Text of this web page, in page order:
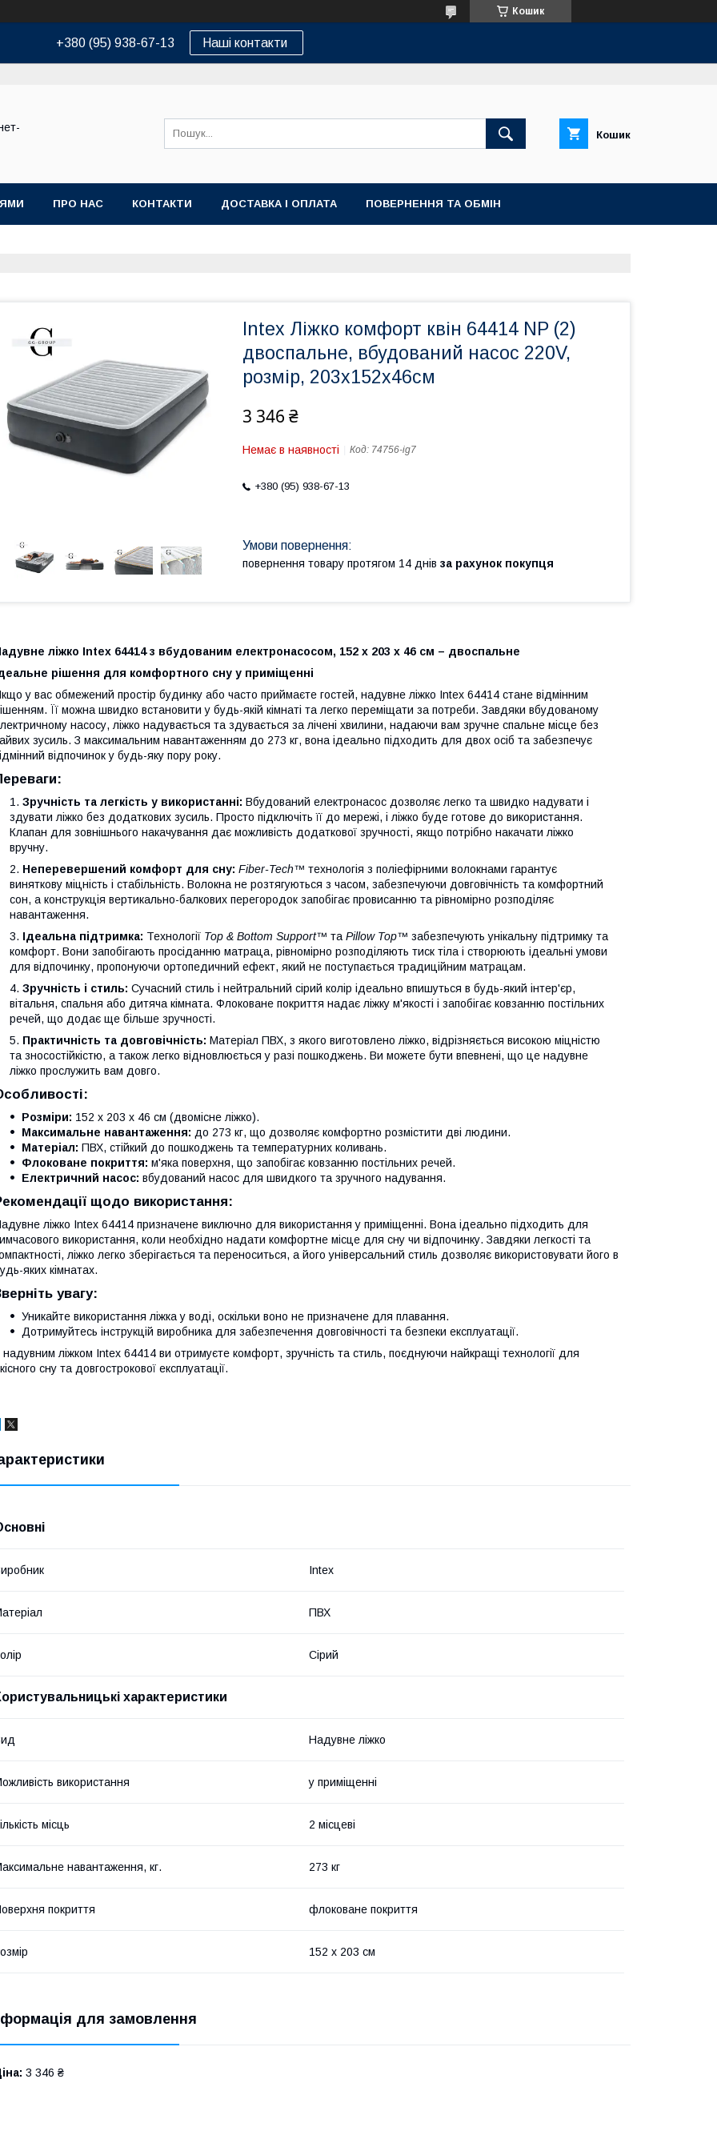
Кошик
+380 (95) 938-67-13 Наші контакти
Кошик
ПРО НАС КОНТАКТИ ДОСТАВКА І ОПЛАТА ПОВЕРНЕННЯ ТА ОБМІН
Intex Ліжко комфорт квін 64414 NP (2)
двоспальне, вбудований насос 220V,
розмір, 203х152х46см
3 346 ₴
Немає в наявності Код: 74756-ig7
+380 (95) 938-67-13
повернення товару протягом 14 днів за рахунок покупця
ліжко Intex 64414 з вбудованим електронасосом, 152 х 203 х 46 см – двоспальне
рішення для комфортного сну у приміщенні
у вас обмежений простір будинку або часто приймаєте гостей, надувне ліжко Intex 64414 стане відмінним
Її можна швидко встановити у будь-якій кімнаті та легко переміщати за потреби. Завдяки вбудованому
насосу, ліжко надувається та здувається за лічені хвилини, надаючи вам зручне спальне місце без
зусиль. З максимальним навантаженням до 273 кг, вона ідеально підходить для двох осіб та забезпечує
відпочинок у будь-яку пору року.
Зручність та легкість у використанні: Вбудований електронасос дозволяє легко та швидко надувати і
здувати ліжко без додаткових зусиль. Просто підключіть її до мережі, і ліжко буде готове до використання.
Клапан для зовнішнього накачування дає можливість додаткової зручності, якщо потрібно накачати ліжко
вручну.
Неперевершений комфорт для сну: Fiber-Tech™ технологія з поліефірними волокнами гарантує
виняткову міцність і стабільність. Волокна не розтягуються з часом, забезпечуючи довговічність та комфортний
сон, а конструкція вертикально-балкових перегородок запобігає провисанню та рівномірно розподіляє
навантаження.
Ідеальна підтримка: Технології Top & Bottom Support™ та Pillow Top™ забезпечують унікальну підтримку та
комфорт. Вони запобігають просіданню матраца, рівномірно розподіляють тиск тіла і створюють ідеальні умови
для відпочинку, пропонуючи ортопедичний ефект, який не поступається традиційним матрацам.
Зручність і стиль: Сучасний стиль і нейтральний сірий колір ідеально впишуться в будь-який інтер'єр,
вітальня, спальня або дитяча кімната. Флоковане покриття надає ліжку м'якості і запобігає ковзанню постільних
речей, що додає ще більше зручності.
Практичність та довговічність: Матеріал ПВХ, з якого виготовлено ліжко, відрізняється високою міцністю
та зносостійкістю, а також легко відновлюється у разі пошкоджень. Ви можете бути впевнені, що це надувне
ліжко прослужить вам довго.
Розміри: 152 х 203 х 46 см (двомісне ліжко).
Максимальне навантаження: до 273 кг, що дозволяє комфортно розмістити дві людини.
Матеріал: ПВХ, стійкий до пошкоджень та температурних коливань.
Флоковане покриття: м'яка поверхня, що запобігає ковзанню постільних речей.
Електричний насос: вбудований насос для швидкого та зручного надування.
щодо використання:
ліжко Intex 64414 призначене виключно для використання у приміщенні. Вона ідеально підходить для
використання, коли необхідно надати комфортне місце для сну чи відпочинку. Завдяки легкості та
ліжко легко зберігається та переноситься, а його універсальний стиль дозволяє використовувати його в
яких кімнатах.
увагу:
Уникайте використання ліжка у воді, оскільки воно не призначене для плавання.
Дотримуйтесь інструкцій виробника для забезпечення довговічності та безпеки експлуатації.
надувним ліжком Intex 64414 ви отримуєте комфорт, зручність та стиль, поєднуючи найкращі технології для
сну та довгострокової експлуатації.
Intex
ПВХ
Сірий
характеристики
Надувне ліжко
використання у приміщенні
місць 2 місцеві
навантаження, кг. 273 кг
покриття флоковане покриття
152 х 203 см
для замовлення
3 346 ₴